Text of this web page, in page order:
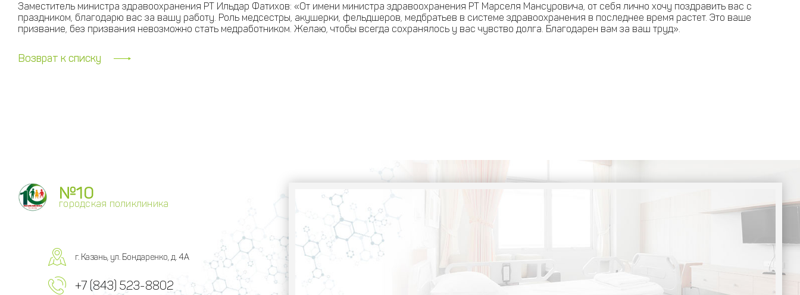
Заместитель министра здравоохранения РТ Ильдар Фатихов: «От имени министра здравоохранения РТ Марселя Мансуровича, от себя лично хочу поздравить вас с
праздником, благодарю вас за вашу работу. Роль медсестры, акушерки, фельдшеров, медбратьев в системе здравоохранения в последнее время растет. Это ваше
призвание, без призвания невозможно стать медработником. Желаю, чтобы всегда сохранялось у вас чувство долга. Благодарен вам за ваш труд».
Возврат к списку
№10
городская поликлиника
г. Казань, ул. Бондаренко, д. 4А
+7 (843) 523-8802